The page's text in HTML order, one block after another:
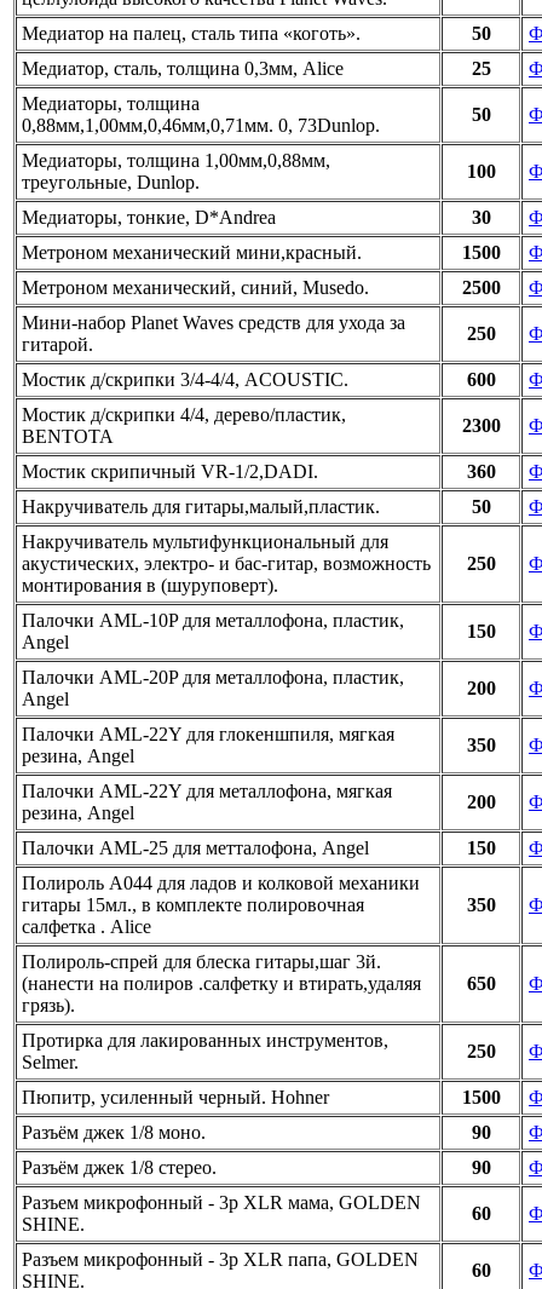
Медиатор на палец, сталь типа «коготь».
50
Медиатор, сталь, толщина 0,3мм, Alice
25
Медиаторы, толщина
0,88мм,1,00мм,0,46мм,0,71мм. 0, 73Dunlop.
50
Медиаторы, толщина 1,00мм,0,88мм,
треугольные, Dunlop.
100
Медиаторы, тонкие, D*Andrea 30
Метроном механический мини,красный.
1500
Метроном механический, синий, Musedo.
2500
Мини-набор Planet Waves средств для ухода за
гитарой.
250
Мостик д/скрипки 3/4-4/4, ACOUSTIC. 600
Мостик д/скрипки 4/4, дерево/пластик,
BENTOTA
2300
Мостик скрипичный VR-1/2,DADI. 360
Накручиватель для гитары,малый,пластик.
50
Накручиватель мультифункциональный для
акустических, электро- и бас-гитар, возможность
монтирования в (шуруповерт).
250
Палочки AML-10P для металлофона, пластик,
Angel
150
Палочки AML-20P для металлофона, пластик,
Angel
200
Палочки AML-22Y для глокеншпиля, мягкая
резина, Angel
350
Палочки AML-22Y для металлофона, мягкая
резина, Angel
200
Палочки AML-25 для метталофона, Angel 150
Полироль A044 для ладов и колковой механики
гитары 15мл., в комплекте полировочная
салфетка . Alice
350
Полироль-спрей для блеска гитары,шаг 3й.
(нанести на полиров .салфетку и втирать,удаляя
грязь).
650
Протирка для лакированных инструментов,
Selmer.
250
Пюпитр, усиленный черный. Hohner 1500
Разъём джек 1/8 моно.
90
Разъём джек 1/8 стерео.
90
Разъем микрофонный - 3p XLR мама, GOLDEN
SHINE.
60
Разъем микрофонный - 3p XLR папа, GOLDEN
SHINE.
60